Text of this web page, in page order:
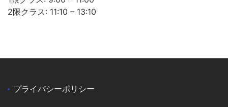
2限クラス: 11:10 – 13:10
プライバシーポリシー